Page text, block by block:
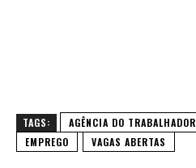
TAGS: AGÊNCIA DO TRABALHADOR
EMPREGO
VAGAS ABERTAS